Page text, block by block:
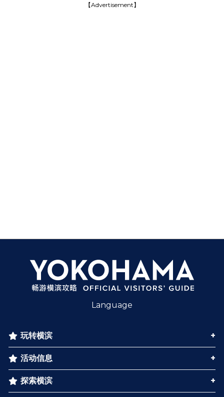
【Advertisement】
Language
玩转横滨
活动信息
探索横滨